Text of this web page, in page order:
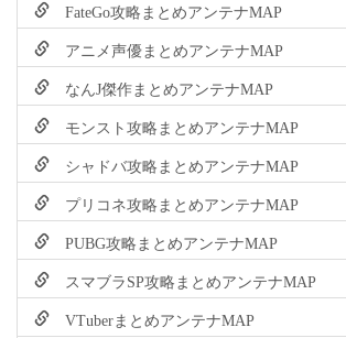
FateGo攻略まとめアンテナMAP
アニメ声優まとめアンテナMAP
なんJ傑作まとめアンテナMAP
モンスト攻略まとめアンテナMAP
シャドバ攻略まとめアンテナMAP
プリコネ攻略まとめアンテナMAP
PUBG攻略まとめアンテナMAP
スマブラSP攻略まとめアンテナMAP
VTuberまとめアンテナMAP